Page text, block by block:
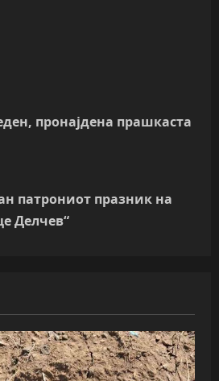
пронајдена прашкаста
патрониот празник на
Делчев“